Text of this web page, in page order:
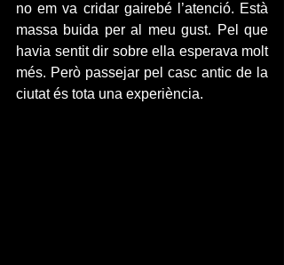
no em va cridar gairebé l’atenció. Està
massa buida per al meu gust. Pel que
havia sentit dir sobre ella esperava molt
més. Però passejar pel casc antic de la
ciutat és tota una experiència.